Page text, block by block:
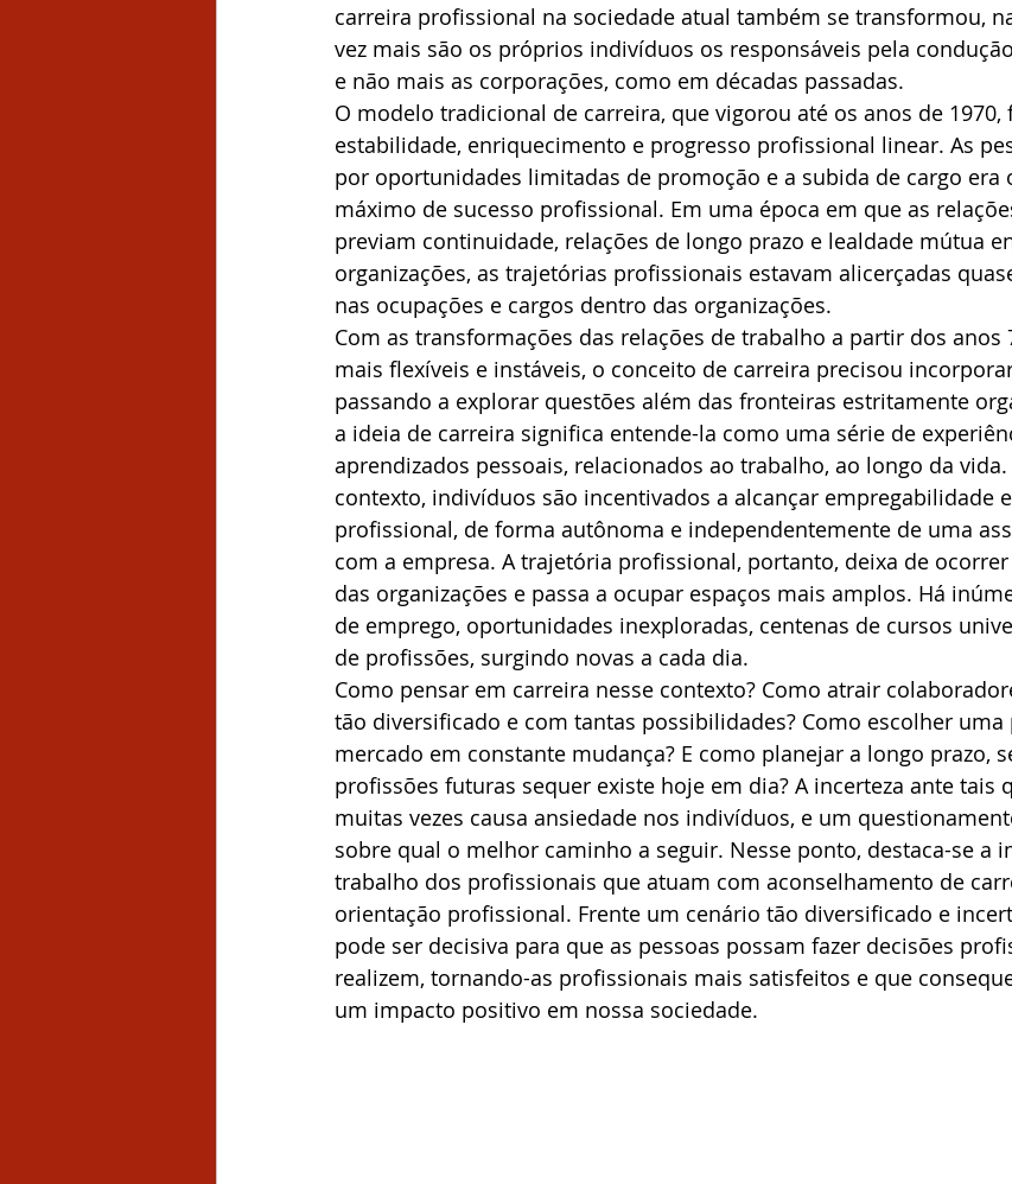
carreira profissional na sociedade atual também se transformou,
vez mais são os próprios indivíduos os responsáveis pela
e não mais as corporações, como em décadas passadas.
O modelo tradicional de carreira, que vigorou até os anos de 1970,
estabilidade, enriquecimento e progresso profissional linear. As
por oportunidades limitadas de promoção e a subida de cargo era
máximo de sucesso profissional. Em uma época em que as
previam continuidade, relações de longo prazo e lealdade mútua
organizações, as trajetórias profissionais estavam alicerçadas
nas ocupações e cargos dentro das organizações.
Com as transformações das relações de trabalho a partir dos anos
mais flexíveis e instáveis, o conceito de carreira precisou
passando a explorar questões além das fronteiras estritamente
a ideia de carreira significa entende-la como uma série de
aprendizados pessoais, relacionados ao trabalho, ao longo da vida.
contexto, indivíduos são incentivados a alcançar empregabilidade
profissional, de forma autônoma e independentemente de uma
com a empresa. A trajetória profissional, portanto, deixa de
das organizações e passa a ocupar espaços mais amplos. Há
de emprego, oportunidades inexploradas, centenas de cursos
de profissões, surgindo novas a cada dia.
Como pensar em carreira nesse contexto? Como atrair
tão diversificado e com tantas possibilidades? Como escolher
mercado em constante mudança? E como planejar a longo prazo,
profissões futuras sequer existe hoje em dia? A incerteza ante tais
muitas vezes causa ansiedade nos indivíduos, e um
sobre qual o melhor caminho a seguir. Nesse ponto, destaca-se a
trabalho dos profissionais que atuam com aconselhamento de
orientação profissional. Frente um cenário tão diversificado e
pode ser decisiva para que as pessoas possam fazer decisões
realizem, tornando-as profissionais mais satisfeitos e que
um impacto positivo em nossa sociedade.